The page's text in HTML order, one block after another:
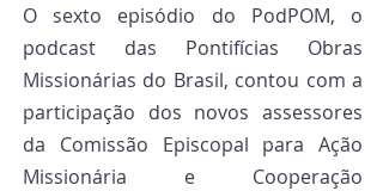
O sexto episódio do PodPOM, o
podcast das Pontifícias Obras
Missionárias do Brasil, contou com a
participação dos novos assessores
da Comissão Episcopal para Ação
Missionária e Cooperação